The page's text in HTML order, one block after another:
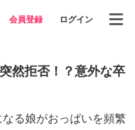
会員登録 ログイン
然拒否！？意外な卒
る娘がおっぱいを頻繁